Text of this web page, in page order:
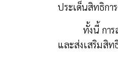
ประเด็นสิทธิกา
ทั้งนี้ กา
และส่งเสริมสิ